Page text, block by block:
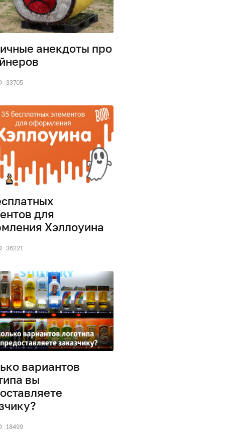
анекдоты про
33705
для
Хэллоуина
36221
вариантов
вы
18499